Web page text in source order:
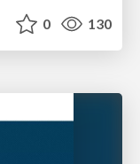
0 130